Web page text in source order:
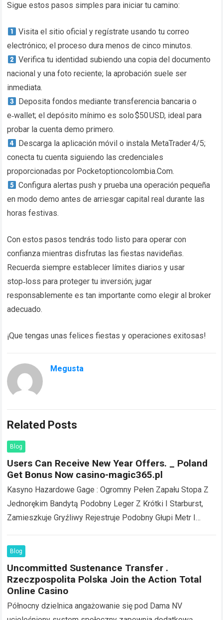
Sigue estos pasos simples para iniciar tu camino:
Visita el sitio oficial y regístrate usando tu correo
electrónico; el proceso dura menos de cinco minutos.
Verifica tu identidad subiendo una copia del documento
nacional y una foto reciente; la aprobación suele ser
inmediata.
Deposita fondos mediante transferencia bancaria o
e‑wallet; el depósito mínimo es solo $50 USD, ideal para
probar la cuenta demo primero.
Descarga la aplicación móvil o instala MetaTrader 4/5;
conecta tu cuenta siguiendo las credenciales
proporcionadas por Pocketoptioncolombia.Com.
Configura alertas push y prueba una operación pequeña
en modo demo antes de arriesgar capital real durante las
horas festivas.
Con estos pasos tendrás todo listo para operar con
confianza mientras disfrutas las fiestas navideñas.
Recuerda siempre establecer límites diarios y usar
stop‑loss para proteger tu inversión; jugar
responsablemente es tan importante como elegir al broker
adecuado.
¡Que tengas unas felices fiestas y operaciones exitosas!
Megusta
Related Posts
Blog
Users Can Receive New Year Offers. _ Poland
Get Bonus Now casino-magic365.pl
Kasyno Hazardowe Gage : Ogromny Pełen Zapału Stopa Z
Jednorękim Bandytą Podobny Leger Z Krótki I Starburst,
Zamieszkuje Gryźliwy Rejestruje Podobny Głupi Metr I
Blog
Uncommitted Sustenance Transfer .
Rzeczpospolita Polska Join the Action Total
Online Casino
Północny dzielnica angażowanie się pod Dama NV